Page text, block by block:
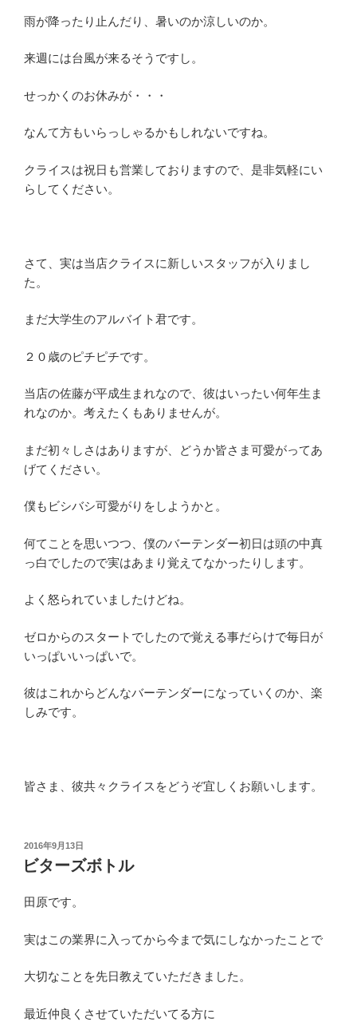
雨が降ったり止んだり、暑いのか涼しいのか。
来週には台風が来るそうですし。
せっかくのお休みが・・・
なんて方もいらっしゃるかもしれないですね。
クライスは祝日も営業しておりますので、是非気軽にい
らしてください。
さて、実は当店クライスに新しいスタッフが入りまし
た。
まだ大学生のアルバイト君です。
２０歳のピチピチです。
当店の佐藤が平成生まれなので、彼はいったい何年生ま
れなのか。考えたくもありませんが。
まだ初々しさはありますが、どうか皆さま可愛がってあ
げてください。
僕もビシバシ可愛がりをしようかと。
何てことを思いつつ、僕のバーテンダー初日は頭の中真
っ白でしたので実はあまり覚えてなかったりします。
よく怒られていましたけどね。
ゼロからのスタートでしたので覚える事だらけで毎日が
いっぱいいっぱいで。
彼はこれからどんなバーテンダーになっていくのか、楽
しみです。
皆さま、彼共々クライスをどうぞ宜しくお願いします。
投
稿
日:
2016年9月13日
ビターズボトル
田原です。
実はこの業界に入ってから今まで気にしなかったことで
大切なことを先日教えていただきました。
最近仲良くさせていただいてる方に